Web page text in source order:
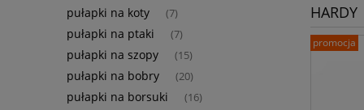
pułapki na koty (7)
pułapki na ptaki (7)
pułapki na szopy (15)
pułapki na bobry (20)
pułapki na borsuki (16)
HARDY
promocja